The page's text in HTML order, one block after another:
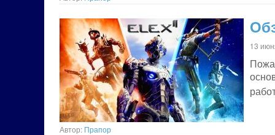
13
Автор: Прапор